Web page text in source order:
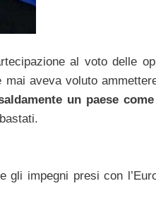
al voto delle
mai aveva voluto
un paese
gli impegni presi con